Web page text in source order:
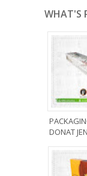
WHAT'S
DONAT